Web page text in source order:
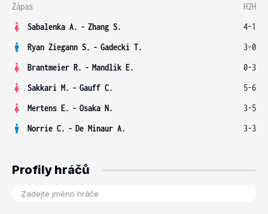
Zápas
H2H
Sabalenka A. - Zhang S.
4-1
Ryan Ziegann S. - Gadecki T.
3-0
Brantmeier R. - Mandlik E.
0-3
Sakkari M. - Gauff C.
5-6
Mertens E. - Osaka N.
3-5
Norrie C. - De Minaur A. 3-3
Profily hráčů